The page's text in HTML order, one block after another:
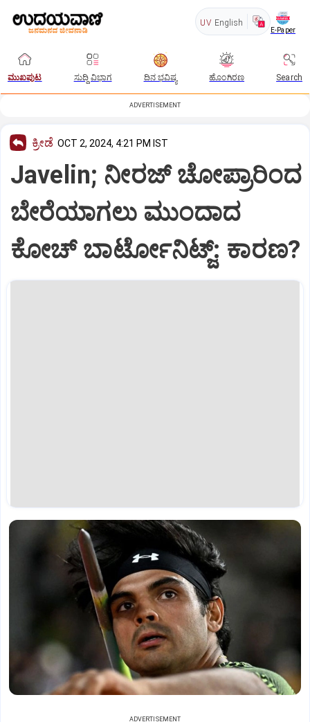
UV English
E-Paper
ಮುಖಪುಟ ಸುದ್ದಿ ವಿಭಾಗ ದಿನ ಭವಿಷ್ಯ ಹೊಂಗಿರಣ Search
ADVERTISEMENT
ಕ್ರೀಡೆ OCT 2, 2024, 4:21 PM IST
Javelin; ನೀರಜ್ ಚೋಪ್ರಾರಿಂದ
ಬೇರೆಯಾಗಲು ಮುಂದಾದ
ಕೋಚ್ ಬಾರ್ಟೋನಿಟ್ಜ್: ಕಾರಣ?
ADVERTISEMENT